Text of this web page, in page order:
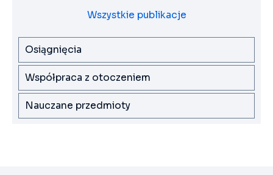
Wszystkie publikacje
Osiągnięcia
Współpraca z otoczeniem
Nauczane przedmioty